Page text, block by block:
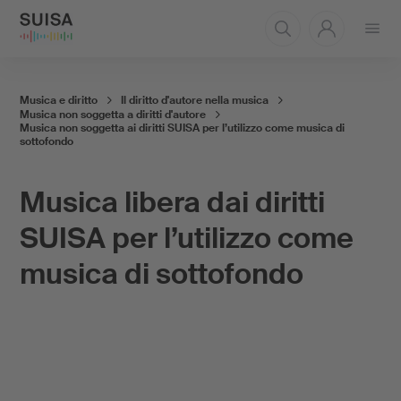
Musica libera dai diritti
SUISA per l’utilizzo come
musica di sottofondo
Musica e diritto
Il diritto d'autore nella musica
Musica non soggetta a diritti d'autore
Musica non soggetta ai diritti SUISA per l’utilizzo come musica di
sottofondo